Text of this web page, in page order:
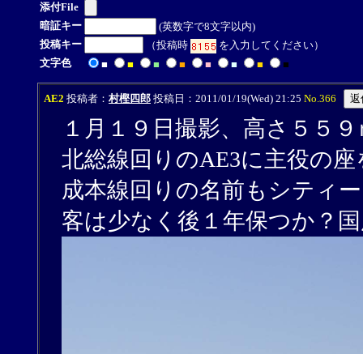
添付File
暗証キー
(英数字で8文字以内)
投稿キー
（投稿時
を入力してください）
文字色
■ ■ ■ ■ ■ ■ ■ ■
AE2 投稿者： 村樫四郎 投稿日：2011/01/19(Wed) 21:25 No.366
１月１９日撮影、高さ５５
北総線回りのAE3に主役の
成本線回りの名前もシティ
客は少なく後１年保つか？